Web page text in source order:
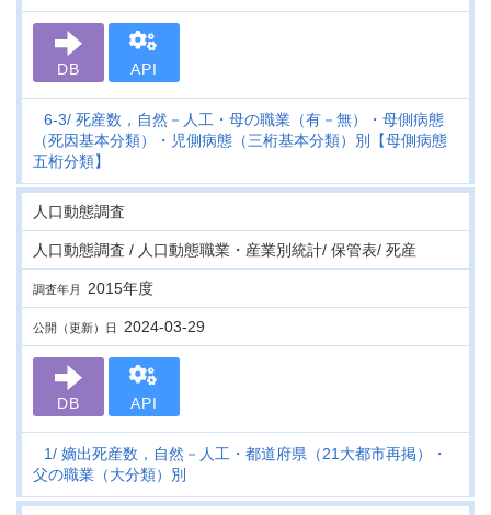
DB API
6-3 死産数，自然－人工・母の職業（有－無）・母側病態
（死因基本分類）・児側病態（三桁基本分類）別【母側病態
五桁分類】
人口動態調査
人口動態調査 / 人口動態職業・産業別統計/ 保管表/ 死産
調査年月 2015年度
公開（更新）日 2024-03-29
DB API
1 嫡出死産数，自然－人工・都道府県（21大都市再掲）・
父の職業（大分類）別